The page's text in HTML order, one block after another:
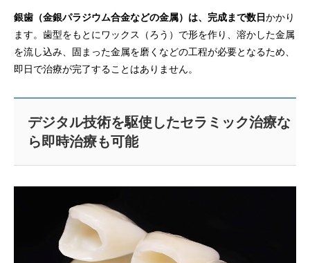
銀歯（金銀パラジウム合金などの金属）は、完成まで数日 かかり
ます。歯型をもとにワックス（ろう）で形を作り、溶かした金属
を流し込み、固まった金属を磨くなどの工程が必要となるため、
即日で治療が完了することはありません。
デジタル技術を駆使したセラミック治療な
ら即時治療も可能